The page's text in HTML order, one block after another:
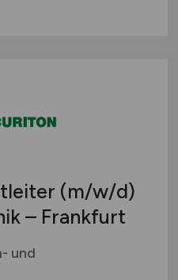
(m/w/d)
– Frankfurt
und